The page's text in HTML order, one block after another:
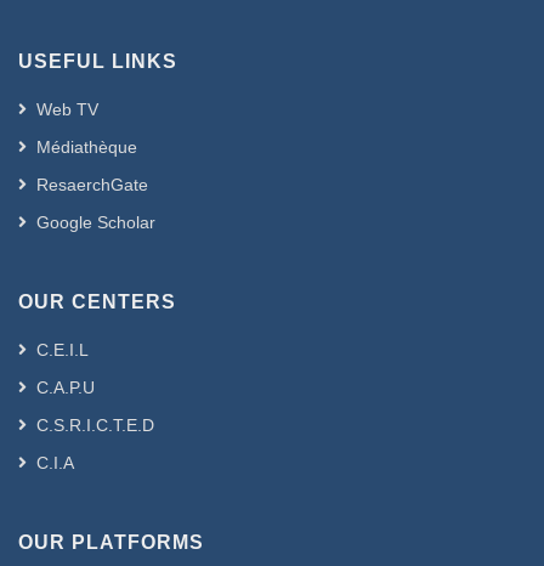
USEFUL LINKS
Web TV
Médiathèque
ResaerchGate
Google Scholar
OUR CENTERS
C.E.I.L
C.A.P.U
C.S.R.I.C.T.E.D
C.I.A
OUR PLATFORMS